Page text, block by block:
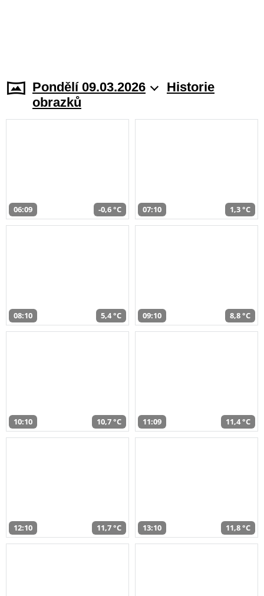
Pondělí 09.03.2026
Historie
obrazků
06:09 -0,6 °C 07:10 1,3 °C
08:10 5,4 °C 09:10 8,8 °C
10:10 10,7 °C 11:09 11,4 °C
12:10 11,7 °C 13:10 11,8 °C